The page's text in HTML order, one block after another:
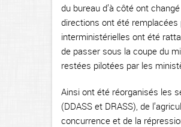
du bureau d’à côté ont
directions ont été
interministérielles ont été
de passer sous la coupe du
restées pilotées par les
Ainsi ont été réorganisés les
(DDASS et DRASS), de
concurrence et de la